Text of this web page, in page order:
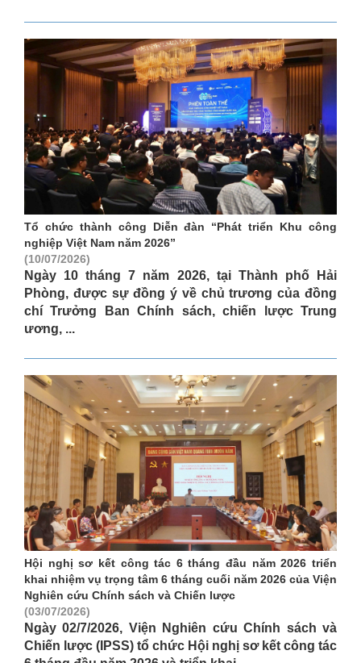
Tổ chức thành công Diễn đàn “Phát triển Khu công
nghiệp Việt Nam năm 2026”
(10/07/2026)
Ngày 10 tháng 7 năm 2026, tại Thành phố Hải
Phòng, được sự đồng ý về chủ trương của đồng
chí Trưởng Ban Chính sách, chiến lược Trung
ương, ...
Hội nghị sơ kết công tác 6 tháng đầu năm 2026 triển
khai nhiệm vụ trọng tâm 6 tháng cuối năm 2026 của Viện
Nghiên cứu Chính sách và Chiến lược
(03/07/2026)
Ngày 02/7/2026, Viện Nghiên cứu Chính sách và
Chiến lược (IPSS) tổ chức Hội nghị sơ kết công tác